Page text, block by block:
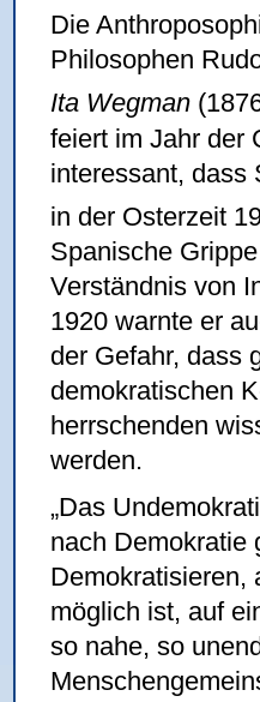
Die
Philosophen
Ita Wegman
feiert im Jahr der
interessant, dass
in der Osterzeit
Spanische
Verständnis von
1920 warnte er
der Gefahr, dass
demokratischen
herrschenden
werden.
„Das
nach
Demokratisieren,
möglich ist, auf
so nahe, so